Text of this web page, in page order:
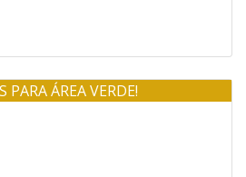
Venda
PARA ÁREA VERDE!